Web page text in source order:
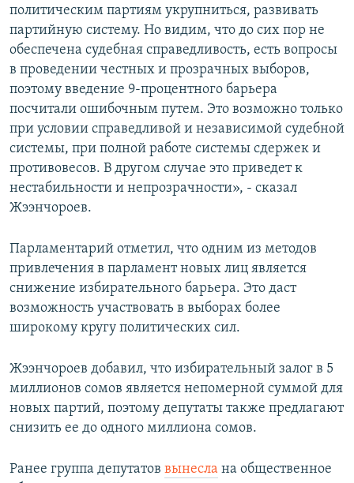
политическим партиям укрупниться, развивать
партийную систему. Но видим, что до сих пор не
обеспечена судебная справедливость, есть вопросы
в проведении честных и прозрачных выборов,
поэтому введение 9-процентного барьера
посчитали ошибочным путем. Это возможно только
при условии справедливой и независимой судебной
системы, при полной работе системы сдержек и
противовесов. В другом случае это приведет к
нестабильности и непрозрачности», - сказал
Жээнчороев.
Парламентарий отметил, что одним из методов
привлечения в парламент новых лиц является
снижение избирательного барьера. Это даст
возможность участвовать в выборах более
широкому кругу политических сил.
Жээнчороев добавил, что избирательный залог в 5
миллионов сомов является непомерной суммой для
новых партий, поэтому депутаты также предлагают
снизить ее до одного миллиона сомов.
Ранее группа депутатов вынесла на общественное